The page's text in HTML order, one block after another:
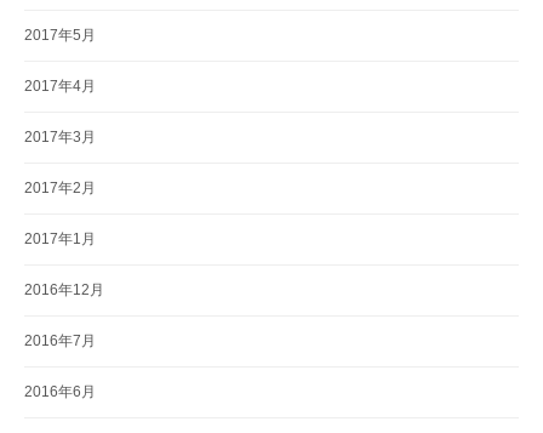
2017年5月
2017年4月
2017年3月
2017年2月
2017年1月
2016年12月
2016年7月
2016年6月